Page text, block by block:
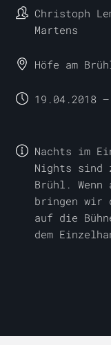
Christoph
Martens
Höfe am
19 . 04 . 2018 —
Nachts im
Nights sind
Brühl. Wenn
bringen wir
auf die
dem